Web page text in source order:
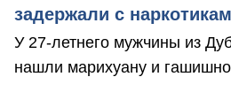
задержали с
У 27-летнего мужчины из
нашли марихуану и